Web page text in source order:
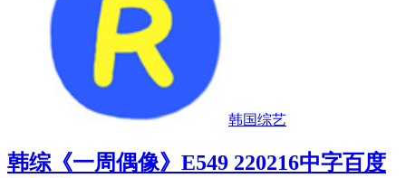
韩国综艺
韩综《一周偶像》E549 220216中字百度